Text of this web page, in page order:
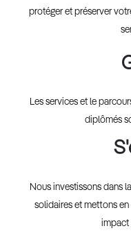
protéger et préserver
Les services et le
diplômés
Nous investissons dans
solidaires et mettons
impact